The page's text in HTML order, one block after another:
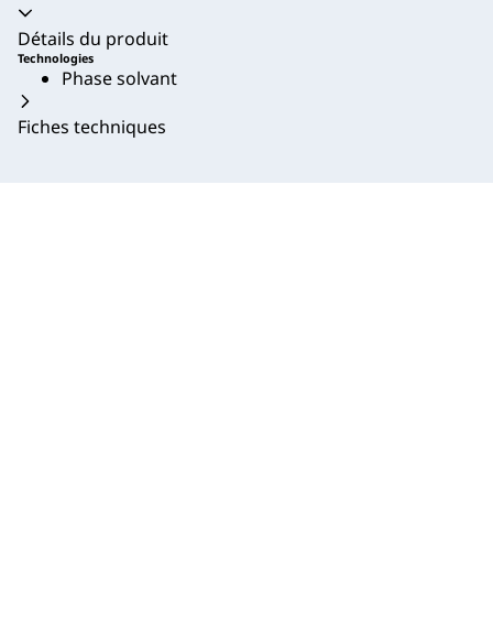
Accordéon fermé
Détails du produit
Technologies
Phase solvant
Fiches techniques